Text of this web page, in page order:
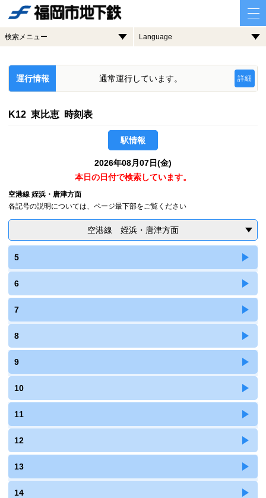
検索メニュー Language
運行情報 通常運行しています。 詳細
K12 東比恵 時刻表
駅情報
2026年08月07日(金)
本日の日付で検索しています。
空港線 姪浜・唐津方面
各記号の説明については、ページ最下部をご覧ください
空港線 姪浜・唐津方面
5
6
7
8
9
10
11
12
13
14